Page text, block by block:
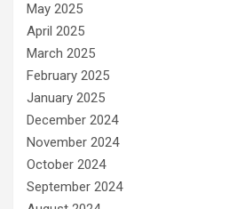
May 2025
April 2025
March 2025
February 2025
January 2025
December 2024
November 2024
October 2024
September 2024